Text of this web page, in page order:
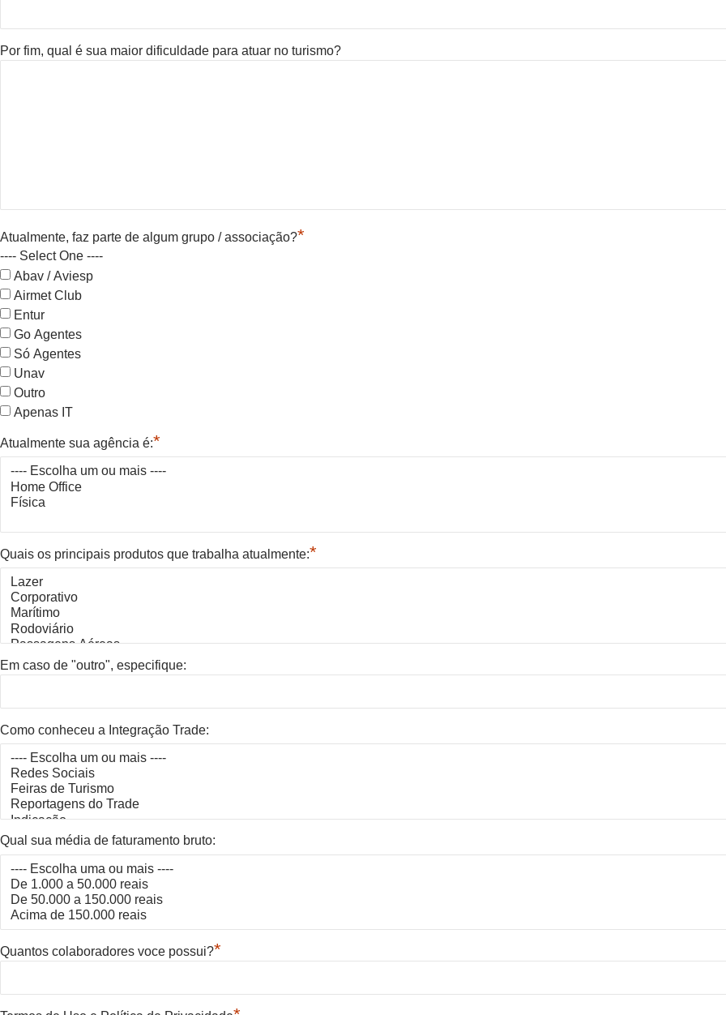
Por fim, qual é sua maior dificuldade para atuar no turismo?
Atualmente, faz parte de algum grupo / associação?*
---- Select One ----
Abav / Aviesp
Airmet Club
Entur
Go Agentes
Só Agentes
Unav
Outro
Apenas IT
Atualmente sua agência é:*
Quais os principais produtos que trabalha atualmente:*
Em caso de "outro", especifique:
Como conheceu a Integração Trade:
Qual sua média de faturamento bruto:
Quantos colaboradores voce possui?*